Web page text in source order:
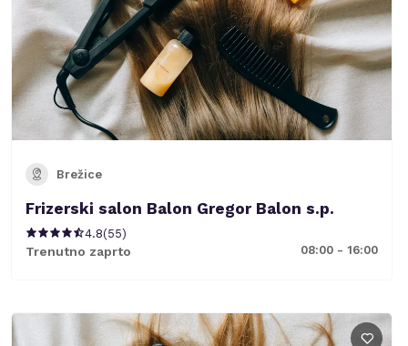
Brežice
Frizerski salon Balon Gregor Balon s.p.
4.8(55)
Trenutno zaprto 08:00 - 16:00